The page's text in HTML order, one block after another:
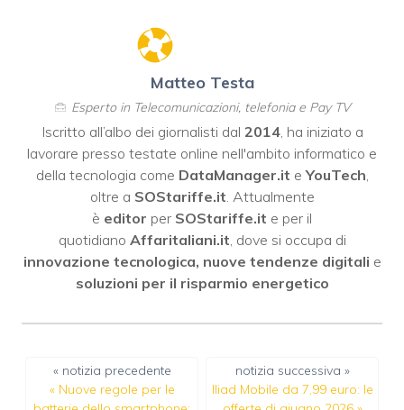
Matteo Testa
Esperto in Telecomunicazioni, telefonia e Pay TV
Iscritto all’albo dei giornalisti dal 2014, ha iniziato a
lavorare presso testate online nell'ambito informatico e
della tecnologia come DataManager.it eYouTech
oltre a SOStariffe.it . Attualmente
è editor per SOStariffe.it e per il
quotidiano Affaritaliani.it , dove si occupa di
innovazione tecnologica, nuove tendenze digitali e
soluzioni per il risparmio energetico
« notizia precedente
« Nuove regole per le
notizia successiva »
Iliad Mobile da 7,99 euro: le